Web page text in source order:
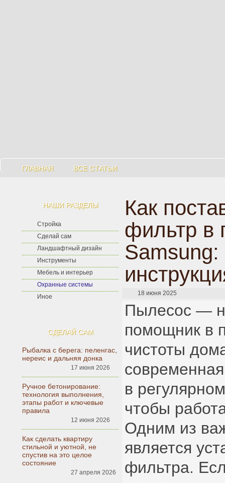
ГЛАВНАЯ ВСЕ СТАТЬИ
НАШИ РАЗДЕЛЫ
Стройка
Сделай сам
Ландшафтный дизайн
Инструменты
Мебель и интерьер
Охранные системы
Иное
СДЕЛАЙ САМ
Рыбалка с берега: пеленгас,
нереис и дальняя донка
17 июня 2026
Ручное бетонирование:
технология выполнения,
этапы работ и ключевые
правила
12 июня 2026
Как сделать квартиру
стильной и уютной, не
спустив на это целое
состояние
27 апреля 2026
Как
фильтр в
Samsung:
18 июня 2025
Пылесос —
помощник в
чистоты
в
чтобы
Одним из
является
фильтра.